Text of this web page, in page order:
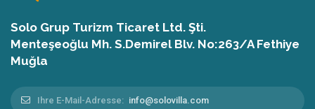
Solo Grup Turizm Ticaret Ltd. Şti.
Menteşeoğlu Mh. S.Demirel Blv. No:263/A Fethiye
Muğla
Ihre E-Mail-Adresse: info@solovilla.com